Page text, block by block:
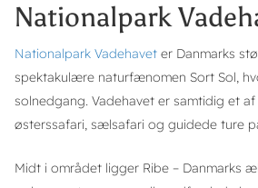
Nationalpark
Nationalpark Vadehavet er Danmarks
spektakulære naturfænomen Sort Sol,
solnedgang. Vadehavet er samtidig et
østerssafari, sælsafari og guidede ture
Midt i området ligger Ribe – Danmarks